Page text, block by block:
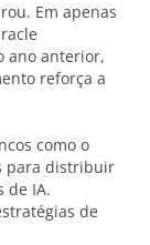
Em apenas
ano anterior,
reforça a
como o
para distribuir
de IA.
de